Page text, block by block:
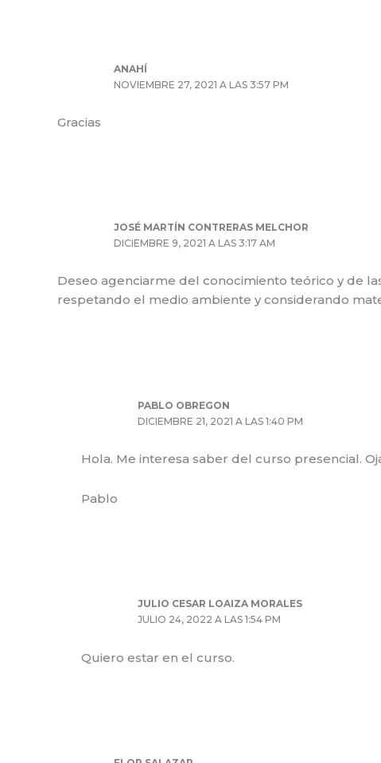
ANAHÍ
NOVIEMBRE 27, 2021 A LAS 3:57 PM
Gracias
JOSÉ MARTÍN CONTRERAS MELCHOR
DICIEMBRE 9, 2021 A LAS 3:17 AM
Deseo agenciarme del conocimiento teórico y de
respetando el medio ambiente y considerando
PABLO OBREGON
DICIEMBRE 21, 2021 A LAS 1:40 PM
Hola. Me interesa saber del curso presencial.
Pablo
JULIO CESAR LOAIZA MORALES
JULIO 24, 2022 A LAS 1:54 PM
Quiero estar en el curso.